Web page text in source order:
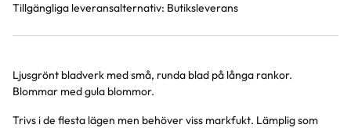
Tillgängliga leveransalternativ: Butiksleverans
Produktinformation
Ljusgrönt bladverk med små, runda blad på långa rankor.
Blommar med gula blommor.
Trivs i de flesta lägen men behöver viss markfukt. Lämplig som